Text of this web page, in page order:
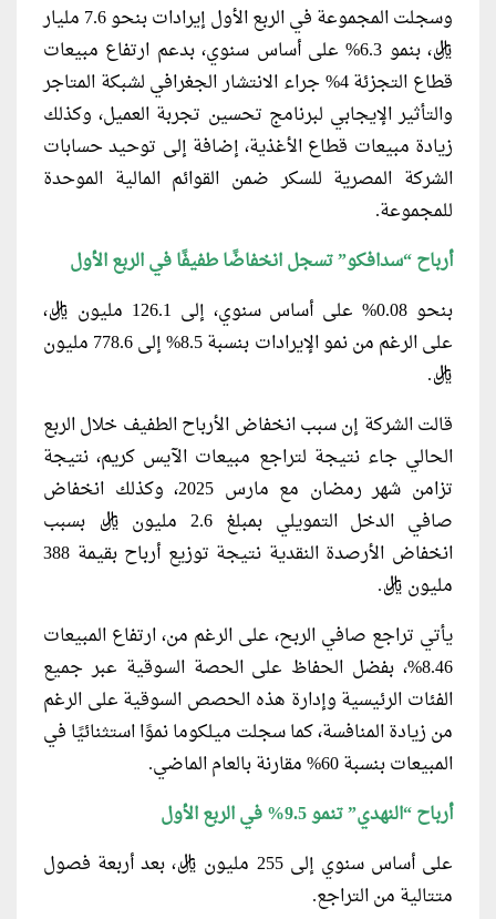
وسجلت المجموعة في الربع الأول إيرادات بنحو 7.6 مليار
ريال، بنمو 6.3% على أساس سنوي، بدعم ارتفاع مبيعات
قطاع التجزئة 4% جراء الانتشار الجغرافي لشبكة المتاجر
والتأثير الإيجابي لبرنامج تحسين تجربة العميل، وكذلك
زيادة مبيعات قطاع الأغذية، إضافة إلى توحيد حسابات
الشركة المصرية للسكر ضمن القوائم المالية الموحدة
للمجموعة.
أرباح “سدافكو” تسجل انخفاضًا طفيفًا في الربع الأول
بنحو 0.08% على أساس سنوي، إلى 126.1 مليون ريال،
على الرغم من نمو الإيرادات بنسبة 8.5% إلى 778.6 مليون
ريال.
قالت الشركة إن سبب انخفاض الأرباح الطفيف خلال الربع
الحالي جاء نتيجة لتراجع مبيعات الآيس كريم، نتيجة
تزامن شهر رمضان مع مارس 2025، وكذلك انخفاض
صافي الدخل التمويلي بمبلغ 2.6 مليون ريال بسبب
انخفاض الأرصدة النقدية نتيجة توزيع أرباح بقيمة 388
مليون ريال.
يأتي تراجع صافي الربح، على الرغم من، ارتفاع المبيعات
8.46%، بفضل الحفاظ على الحصة السوقية عبر جميع
الفئات الرئيسية وإدارة هذه الحصص السوقية على الرغم
من زيادة المنافسة، كما سجلت ميلكوما نموًا استثنائيًا في
المبيعات بنسبة 60% مقارنة بالعام الماضي.
أرباح “النهدي” تنمو 9.5% في الربع الأول
على أساس سنوي إلى 255 مليون ريال، بعد أربعة فصول
متتالية من التراجع.